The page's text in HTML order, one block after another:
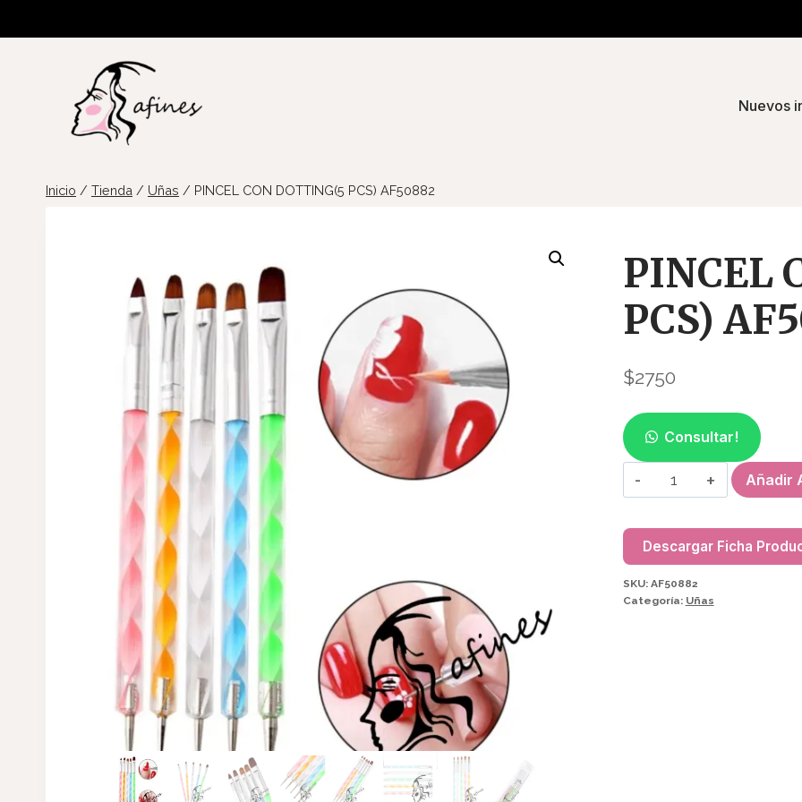
Nuevos
Inicio / Tienda / Uñas / PINCEL CON DOTTING(5 PCS) AF50882
PINCEL
PCS)
$2750
Consultar!
PINCEL
CON
PCS)
AF50882
cantidad
Añadir
Descargar Ficha
SKU: AF50882
Categoría: Uñas